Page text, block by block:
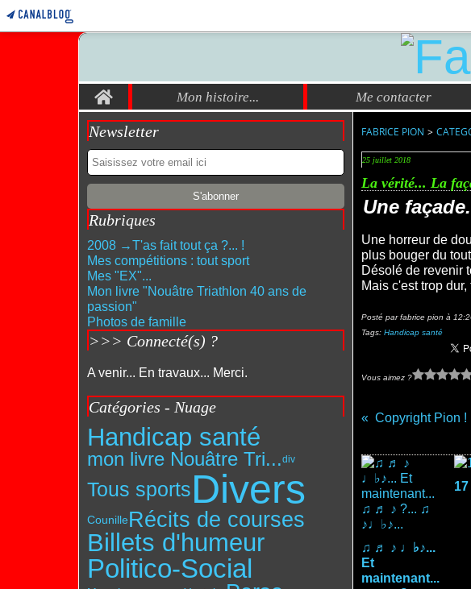
Home Mon histoire... Me contacter
Newsletter
Rubriques
2008 →T'as fait tout ça ?... !
Mes compétitions : tout sport
Mes "EX"...
Mon livre "Nouâtre Triathlon 40 ans de
passion"
Photos de famille
>>> Connecté(s) ?
A venir... En travaux... Merci.
Catégories - Nuage
Handicap santé
mon livre Nouâtre Tri...div
Tous sportsDivers
CounilleRécits de courses
Billets d'humeur
Politico-Social
FABRICE PION >
25 juillet 2018
La vérité... La
Une
Une horreur de
plus bouger du
Désolé de revenir
Mais c'est trop dur,
Posté par fabrice pion à
Tags:Handicap santé
Vous aimez ?
Copyright Pion !
♫ ♬ ♪ ♩♭♪...
Et
maintenant...